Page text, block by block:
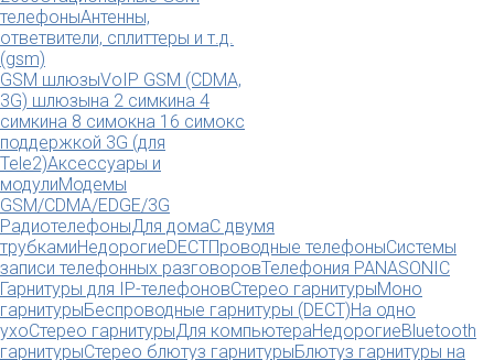
телефоныАнтенны,
ответвители, сплиттеры и т.д.
(gsm)
GSM шлюзыVoIP GSM (CDMA,
3G) шлюзына 2 симкина 4
симкина 8 симокна 16 симокс
поддержкой 3G (для
Tele2)Аксессуары и
модулиМодемы
GSM/CDMA/EDGE/3G
РадиотелефоныДля домаС двумя
трубкамиНедорогиеDECTПроводные телефоныСистемы
записи телефонных разговоровТелефония PANASONIC
Гарнитуры для IP-телефоновСтерео гарнитурыМоно
гарнитурыБеспроводные гарнитуры (DECT)На одно
ухоСтерео гарнитурыДля компьютераНедорогиеBluetooth
гарнитурыСтерео блютуз гарнитурыБлютуз гарнитуры на